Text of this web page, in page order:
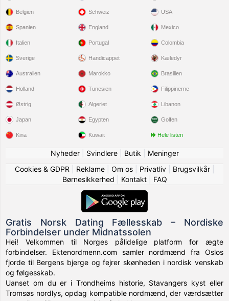
Belgien
Spanien
Italien
Sverige
Schweiz
England
Portugal
Handicappet
USA
Mexico
Colombia
Kæledyr
Australien
Holland
Østrig
Japan
Kina
Marokko
Tunesien
Algeriet
Egypten
Kuwait
Brasilien
Filippinerne
Libanon
Golfen
Hele listen
Nyheder| Svindlere| Butik
Meninger
Cookies & GDPR
Reklame| Om os| Privatliv| Brugsvilkår|
Børnesikkerhed
Kontakt| FAQ
Gratis Norsk Dating Fællesskab – Nordiske
Forbindelser under Midnatssolen
Hei! Velkommen til Norges pålidelige platform for ægte
forbindelser. Ektenordmenn.com samler nordmænd fra Oslos
fjorde til Bergens bjerge og fejrer skønheden i nordisk venskab
og følgesskab.
Uanset om du er i Trondheims historie, Stavangers kyst eller
Tromsøs nordlys, opdag kompatible nordmænd, der værdsætter